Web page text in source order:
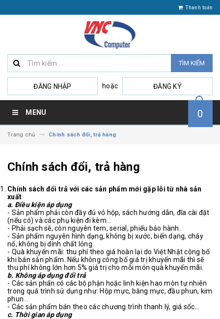
Thanh toán
TÌM KIẾM
ĐĂNG NHẬP hoặc ĐĂNG KÝ
MENU 0
Trang chủ Chính sách đổi, trả hàng
Chính sách đổi, trả hàng
Chính sách đổi trả với các sản phẩm mới gặp lỗi từ nhà sản
xuất
a. Điều kiện áp dụng
- Sản phẩm phải còn đầy đủ vỏ hộp, sách hướng dẫn, đĩa cài đặt
(nếu có) và các phụ kiện đi kèm...
- Phải sạch sẽ, còn nguyên tem, serial, phiếu bảo hành.
- Sản phẩm nguyên hình dạng, không bị xước, biến dạng, cháy
nổ, không bị dính chất lỏng.
- Quà khuyến mãi: thu phí theo giá hoàn lại do Việt Nhật công bố
khi bán sản phẩm. Nếu không công bố giá trị khuyến mãi thì sẽ
thu phí không lớn hơn 5% giá trị cho mỗi món quà khuyến mãi.
b. Không áp dụng đổi trả
- Các sản phẩn có các bộ phận hoặc linh kiện hao mòn tự nhiên
trong quá trình sử dụng như: Hộp mực, băng mực, đầu phun, kim
phun...
- Các sản phẩm bán theo các chương trình thanh lý, giá sốc...
c. Thời gian áp dụng